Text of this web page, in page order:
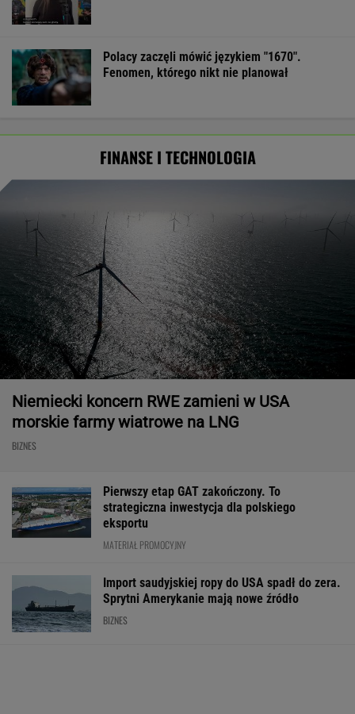
Polacy zaczęli mówić językiem "1670".
Fenomen, którego nikt nie planował
FINANSE I TECHNOLOGIA
Niemiecki koncern RWE zamieni w USA
morskie farmy wiatrowe na LNG
BIZNES
Pierwszy etap GAT zakończony. To
strategiczna inwestycja dla polskiego
eksportu
MATERIAŁ PROMOCYJNY
Import saudyjskiej ropy do USA spadł do zera.
Sprytni Amerykanie mają nowe źródło
BIZNES